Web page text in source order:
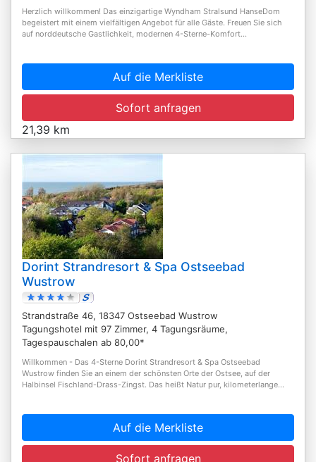
Herzlich willkommen! Das einzigartige Wyndham Stralsund HanseDom
begeistert mit einem vielfältigen Angebot für alle Gäste. Freuen Sie sich
auf norddeutsche Gastlichkeit, modernen 4-Sterne-Komfort...
Auf die Merkliste
Sofort anfragen
21,39 km
Dorint Strandresort & Spa Ostseebad
Wustrow
Strandstraße 46, 18347 Ostseebad Wustrow
Tagungshotel mit 97 Zimmer, 4 Tagungsräume,
Tagespauschalen ab 80,00*
Willkommen - Das 4-Sterne Dorint Strandresort & Spa Ostseebad
Wustrow finden Sie an einem der schönsten Orte der Ostsee, auf der
Halbinsel Fischland-Drass-Zingst. Das heißt Natur pur, kilometerlange...
Auf die Merkliste
Sofort anfragen